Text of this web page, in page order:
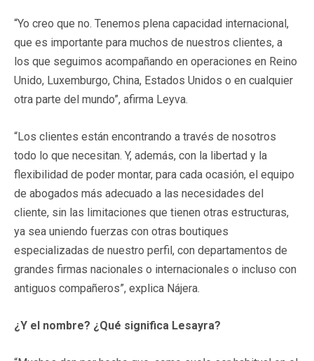
“Yo creo que no. Tenemos plena capacidad internacional,
que es importante para muchos de nuestros clientes, a
los que seguimos acompañando en operaciones en Reino
Unido, Luxemburgo, China, Estados Unidos o en cualquier
otra parte del mundo”, afirma Leyva.
“Los clientes están encontrando a través de nosotros
todo lo que necesitan. Y, además, con la libertad y la
flexibilidad de poder montar, para cada ocasión, el equipo
de abogados más adecuado a las necesidades del
cliente, sin las limitaciones que tienen otras estructuras,
ya sea uniendo fuerzas con otras boutiques
especializadas de nuestro perfil, con departamentos de
grandes firmas nacionales o internacionales o incluso con
antiguos compañeros”, explica Nájera.
¿Y el nombre? ¿Qué significa Lesayra?